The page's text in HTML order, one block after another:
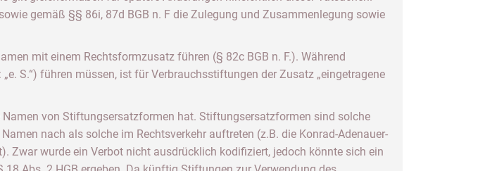
gemäß §§ 86i, 87d BGB n. F die Zulegung und Zusammenlegung sowie
mit einem Rechtsformzusatz führen (§ 82c BGB n. F.). Während
S.“) führen müssen, ist für Verbrauchsstiftungen der Zusatz „eingetragene
von Stiftungsersatzformen hat. Stiftungsersatzformen sind solche
nach als solche im Rechtsverkehr auftreten (z.B. die Konrad-Adenauer-
Zwar wurde ein Verbot nicht ausdrücklich kodifiziert, jedoch könnte sich ein